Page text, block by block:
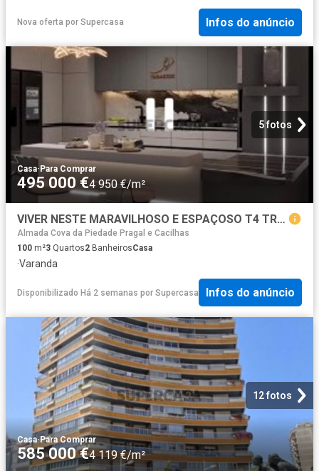
Nova oferta por Supercasa Infos do anúncio
5 fotos
Casa· Para Comprar
495 000 €4 950 €/m²
VIVER NESTE MARAVILHOSO E ESPAÇOSO T4 TRANSFORMADO EM T3 EM ALMADA, CACILHAS, É VIVER ONDE O TEJO ENCONTRA A MODERNIDADE.
Almada Cova da Piedade Pragal e Cacilhas
100 m²3 Quartos2 BanheirosCasa
·Varanda
Disponibilizado Há 2 semanas por Supercasa Infos do anúncio
12 fotos
Casa·Para Comprar
585 000 €4 119 €/m²